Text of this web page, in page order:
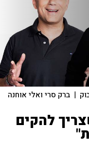
| ברק סרי ואלי אוחנה
להקים